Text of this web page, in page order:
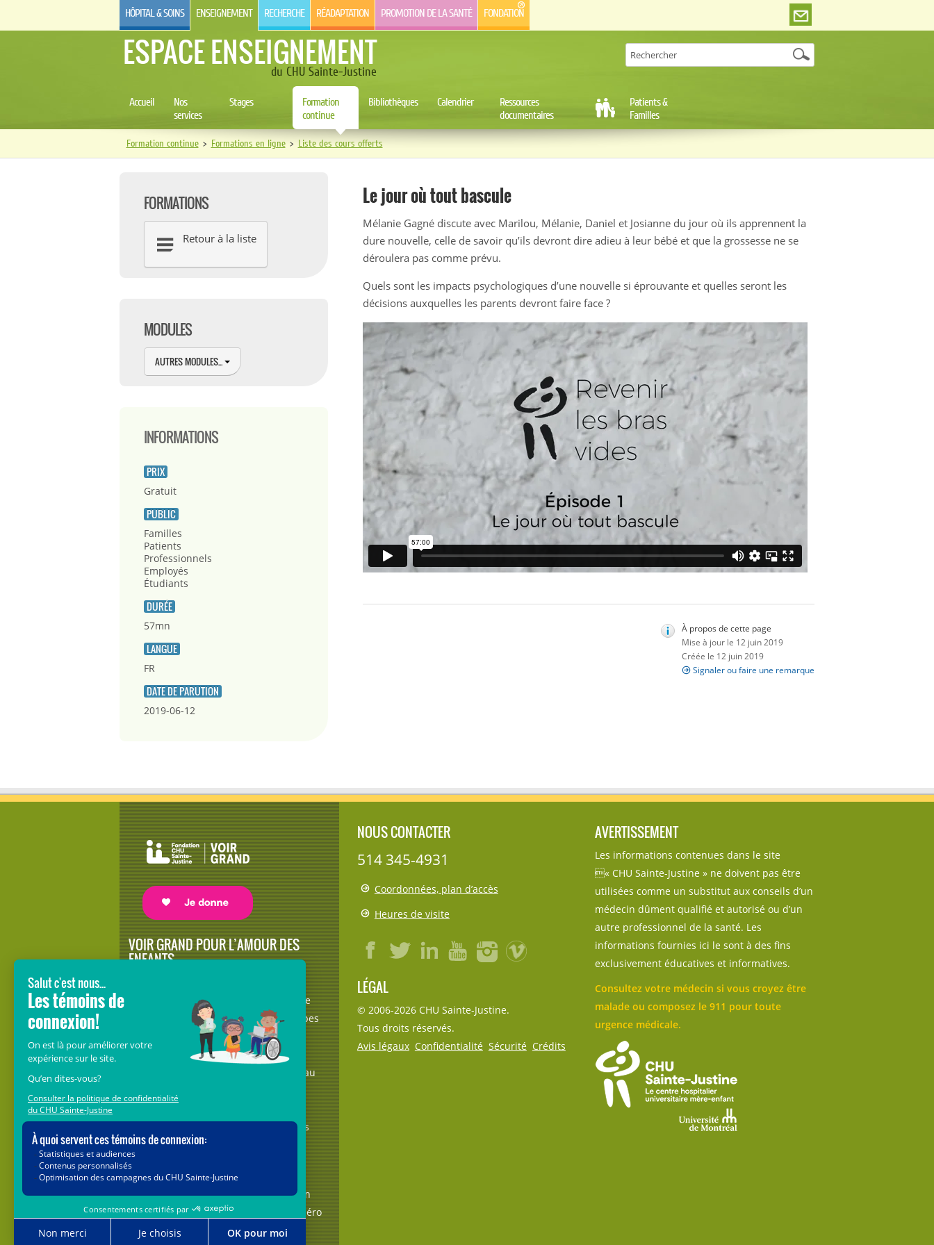
HÔPITAL & SOINS ENSEIGNEMENT RECHERCHE RÉADAPTATION PROMOTION DE LA SANTÉ FONDATION
ESPACE ENSEIGNEMENT
du CHU Sainte-Justine
Accueil
Nos
services
Stages
Formation
continue
Bibliothèques Calendrier
Ressources
documentaires
Patients &
Familles
Formation continue > Formations en ligne > Liste des cours offerts
FORMATIONS
Retour à la liste
MODULES
AUTRES MODULES...
INFORMATIONS
PRIX
Gratuit
PUBLIC
Familles
Patients
Professionnels
Employés
Étudiants
DURÉE
57mn
LANGUE
FR
DATE DE PARUTION
2019-06-12
Le jour où tout bascule
Mélanie Gagné discute avec Marilou, Mélanie, Daniel et Josianne du jour où ils apprennent la
dure nouvelle, celle de savoir qu’ils devront dire adieu à leur bébé et que la grossesse ne se
déroulera pas comme prévu.
Quels sont les impacts psychologiques d’une nouvelle si éprouvante et quelles seront les
décisions auxquelles les parents devront faire face ?
À propos de cette page
Mise à jour le 12 juin 2019
Créée le 12 juin 2019
Signaler ou faire une remarque
VOIR GRAND POUR L’AMOUR DES
ENFANTS
vous au cœur de la campagne majeure
Voir Grand, nous conduisons les équipes
soignantes vers les opportunités de la
science et des nouvelles technologies
pour que chaque enfant, où qu’il soit au
Justine. Ensemble, unissons nos forces
pour leur avenir.
Merci de voir grand avec nous.
Vous pouvez également faire votre don
par la poste ou par téléphone au numéro
sans frais1-888-235-DONS (3667)
NOUS CONTACTER
514 345-4931
Coordonnées, plan d’accès
Heures de visite
LÉGAL
© 2006-2026CHU Sainte-Justine.
Tous droits réservés.
Avis légaux Confidentialité Sécurité Crédits
AVERTISSEMENT
Les informations contenues dans le site
« CHU Sainte-Justine » ne doivent pas être
utilisées comme un substitut aux conseils d’un
médecin dûment qualifié et autorisé ou d’un
autre professionnel de la santé. Les
informations fournies ici le sont à des fins
exclusivement éducatives et informatives.
Consultez votre médecin si vous croyez être
malade ou composez le 911 pour toute
urgence médicale.